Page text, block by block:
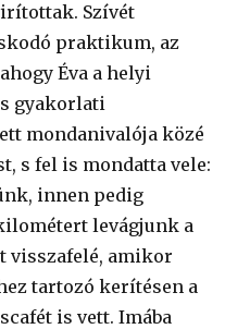
Szívét
praktikum, az
Éva a helyi
gyakorlati
mondanivalója közé
s fel is mondatta vele:
innen pedig
levágjunk a
visszafelé, amikor
tartozó kerítésen a
is vett. Imába